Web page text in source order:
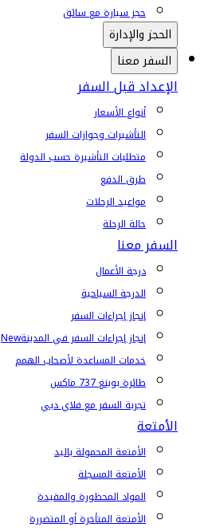
حجز سيارة مع سائق
الحجز والإدارة
السفر معنا
الإعداد قبل السفر
أنواع الأسعار
التأشيرات وجوازات السفر
متطلبات التأشيرة حسب الدولة
طرق الدفع
مواعيد الرحلات
حالة الرحلة
السفر معنا
درجة الأعمال
الدرجة السياحية
إنجاز إجراءات السفر
إنجاز إجراءات السفر في المدينةNew
خدمات المساعدة لأصحاب الهمم
طائرة بوينغ 737 ماكس
تجربة السفر مع فلاي دبي
الأمتعة
الأمتعة المحمولة باليد
الأمتعة المسجلة
المواد المحظورة والمقيدة
الأمتعة المتأخرة أو المتضررة